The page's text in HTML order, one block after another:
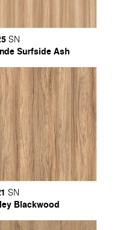
SN
Surfside Ash
SN
Blackwood